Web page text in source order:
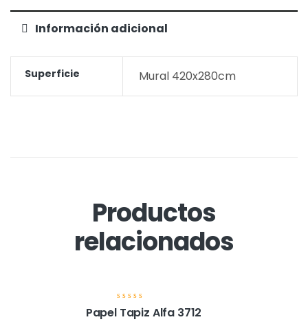
Información adicional
Superficie Mural 420x280cm
Productos
relacionados
V
Papel Tapiz Alfa 3712